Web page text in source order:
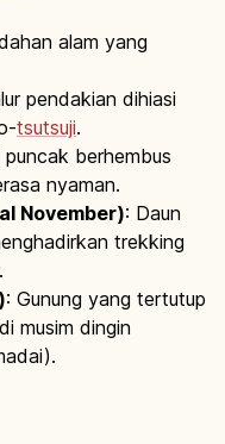
alam yang
pendakian dihiasi
tsutsuji.
puncak berhembus
nyaman.
November): Daun
trekking
: Gunung yang tertutup
musim dingin